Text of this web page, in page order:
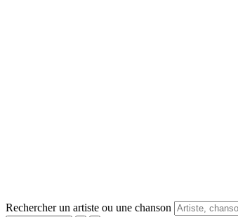
Rechercher un artiste ou une chanson